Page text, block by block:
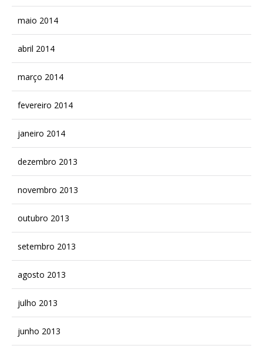
maio 2014
abril 2014
março 2014
fevereiro 2014
janeiro 2014
dezembro 2013
novembro 2013
outubro 2013
setembro 2013
agosto 2013
julho 2013
junho 2013